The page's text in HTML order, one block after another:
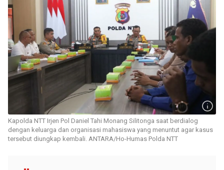
Kapolda NTT Irjen Pol Daniel Tahi Monang Silitonga saat berdialog
dengan keluarga dan organisasi mahasiswa yang menuntut agar kasus
tersebut diungkap kembali. ANTARA/Ho-Humas Polda NTT